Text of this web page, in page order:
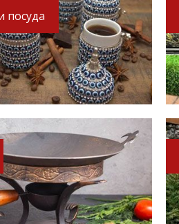
посуда